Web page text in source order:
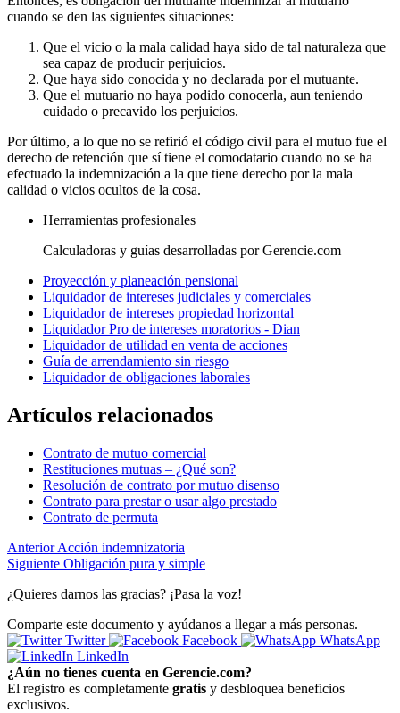
cuando se den las siguientes situaciones:
Que el vicio o la mala calidad haya sido de tal naturaleza que
sea capaz de producir perjuicios.
Que haya sido conocida y no declarada por el mutuante.
Que el mutuario no haya podido conocerla, aun teniendo
cuidado o precavido los perjuicios.
Por último, a lo que no se refirió el código civil para el mutuo fue el
derecho de retención que sí tiene el comodatario cuando no se ha
efectuado la indemnización a la que tiene derecho por la mala
calidad o vicios ocultos de la cosa.
Herramientas profesionales
Calculadoras y guías desarrolladas por Gerencie.com
Proyección y planeación pensional
Liquidador de intereses judiciales y comerciales
Liquidador de intereses propiedad horizontal
Liquidador Pro de intereses moratorios - Dian
Liquidador de utilidad en venta de acciones
Guía de arrendamiento sin riesgo
Liquidador de obligaciones laborales
Artículos relacionados
Contrato de mutuo comercial
Restituciones mutuas – ¿Qué son?
Resolución de contrato por mutuo disenso
Contrato para prestar o usar algo prestado
Contrato de permuta
Anterior Acción indemnizatoria
Siguiente Obligación pura y simple
¿Quieres darnos las gracias? ¡Pasa la voz!
Comparte este documento y ayúdanos a llegar a más personas.
Twitter
Facebook
WhatsApp
LinkedIn
¿Aún no tienes cuenta en Gerencie.com?
El registro es completamente gratis y desbloquea beneficios
exclusivos.